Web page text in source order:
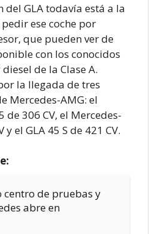
GLA todavía está a la
ese coche por
que pueden ver de
con los conocidos
de la Clase A.
la llegada de tres
Mercedes-AMG: el
de 306 CV, el Mercedes-
y el GLA 45 S de 421 CV.
centro de pruebas y
abre en